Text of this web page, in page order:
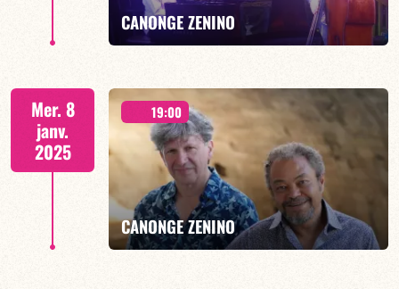
EN SAVOIR PLUS
CANONGE ZENINO
EN SAVOIR PLUS
Mer. 8
janv.
2025
19:00
CANONGE ZENINO